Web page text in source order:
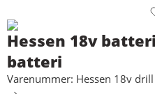
Hessen 18v
batteri
Varenummer: Hessen 18v drill